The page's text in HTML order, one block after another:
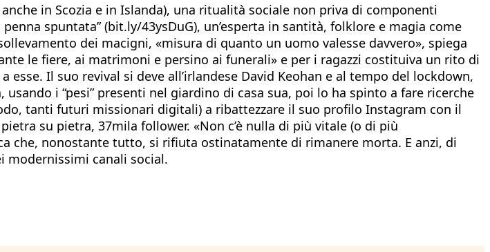
in Scozia e in Islanda), una ritualità sociale non priva di componenti
spuntata” (bit.ly/43ysDuG), un’esperta in santità, folklore e magia come
dei macigni, «misura di quanto un uomo valesse davvero», spiega
le fiere, ai matrimoni e persino ai funerali» e per i ragazzi costituiva un rito di
Il suo revival si deve all’irlandese David Keohan e al tempo del lockdown,
i “pesi” presenti nel giardino di casa sua, poi lo ha spinto a fare ricerche
tanti futuri missionari digitali) a ribattezzare il suo profilo Instagram con il
su pietra, 37mila follower. «Non c’è nulla di più vitale (o di più
che, nonostante tutto, si rifiuta ostinatamente di rimanere morta. E anzi, di
modernissimi canali social.